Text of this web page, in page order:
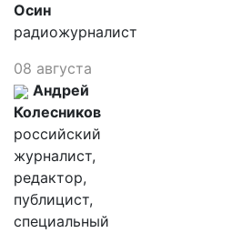
Осин
радиожурналист
08 августа
Андрей
Колесников
российский
журналист,
редактор,
публицист,
специальный